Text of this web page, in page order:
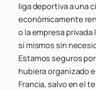
liga deportiva a una
económicamente
o la empresa
sí mismos sin
Estamos seguros
hubiera organizado
Francia, salvo en el